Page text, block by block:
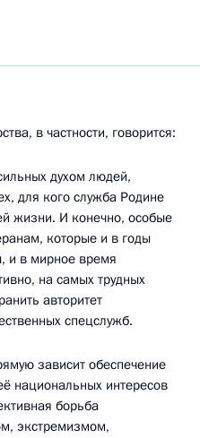
в частности, говорится:
духом людей,
для кого служба Родине
жизни. И конечно, особые
которые и в годы
и в мирное время
на самых трудных
авторитет
спецслужб.
зависит обеспечение
национальных интересов
борьба
экстремизмом,